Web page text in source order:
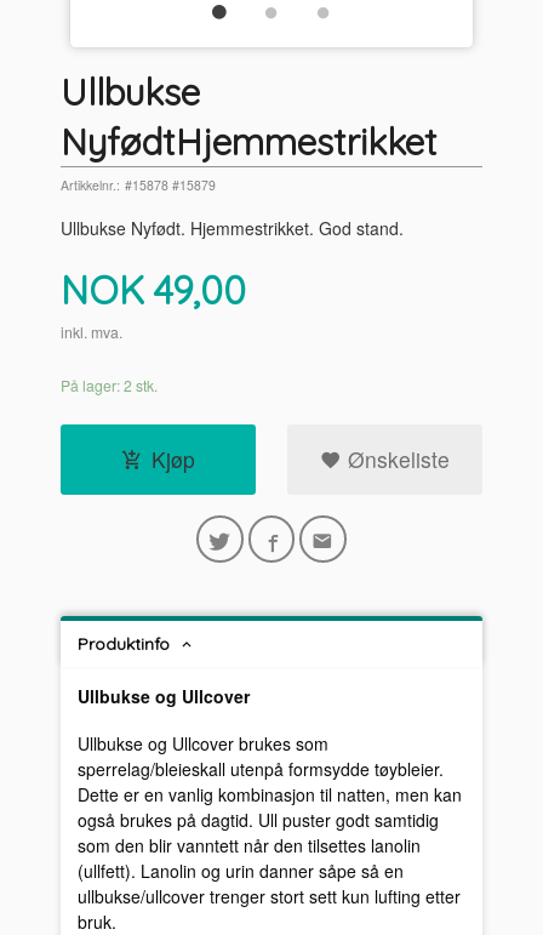
Ullbukse
NyfødtHjemmestrikket
Artikkelnr.: #15878 #15879
Ullbukse Nyfødt. Hjemmestrikket. God stand.
Pris
NOK49,00
inkl. mva.
På lager: 2 stk.
Kjøp Ønskeliste
Produktinfo
Ullbukse og Ullcover
Ullbukse og Ullcover brukes som
sperrelag/bleieskall utenpå formsydde tøybleier.
Dette er en vanlig kombinasjon til natten, men kan
også brukes på dagtid. Ull puster godt samtidig
som den blir vanntett når den tilsettes lanolin
(ullfett). Lanolin og urin danner såpe så en
ullbukse/ullcover trenger stort sett kun lufting etter
bruk.